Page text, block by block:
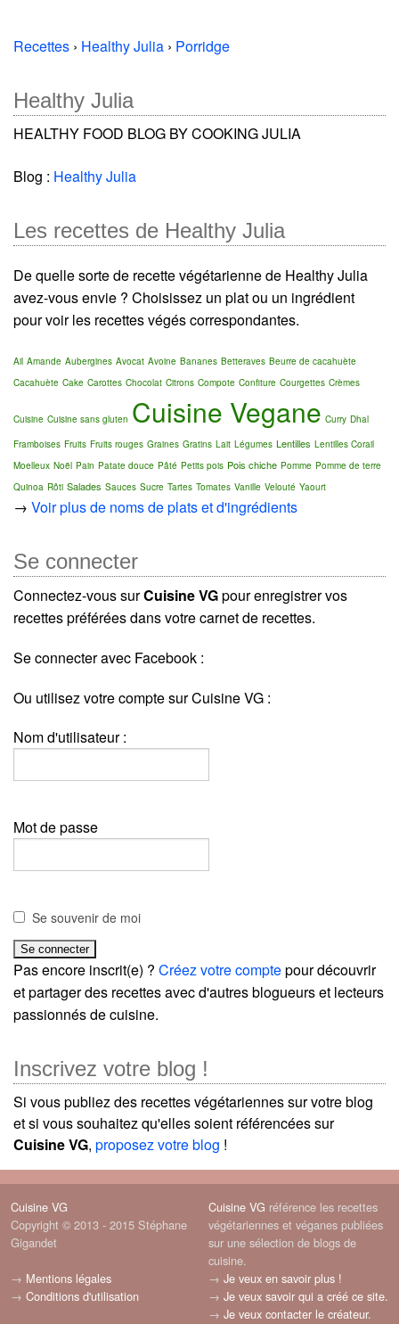
Recettes › Healthy Julia › Porridge
Healthy Julia
HEALTHY FOOD BLOG BY COOKING JULIA
Blog : Healthy Julia
Les recettes de Healthy Julia
De quelle sorte de recette végétarienne de Healthy Julia
avez-vous envie ? Choisissez un plat ou un ingrédient
pour voir les recettes végés correspondantes.
Ail Amande Aubergines Avocat Avoine Bananes Betteraves Beurre de cacahuète
Cacahuète Cake Carottes Chocolat Citrons Compote Confiture Courgettes Crèmes
Cuisine Cuisine sans gluten Cuisine Vegane Curry Dhal
Framboises Fruits Fruits rouges Graines Gratins Lait Légumes Lentilles Lentilles Corail
Moelleux Noël Pain Patate douce Pâté Petits pois Pois chiche Pomme Pomme de terre
Quinoa Rôti Salades Sauces Sucre Tartes Tomates Vanille Velouté Yaourt
→ Voir plus de noms de plats et d'ingrédients
Se connecter
Connectez-vous surCuisine VGpour enregistrer vos
recettes préférées dans votre carnet de recettes.
Se connecter avec Facebook :
Ou utilisez votre compte sur Cuisine VG :
Nom d'utilisateur :
Mot de passe
Se souvenir de moi
Pas encore inscrit(e) ? Créez votre comptepour découvrir
et partager des recettes avec d'autres blogueurs et lecteurs
passionnés de cuisine.
Inscrivez votre blog !
Si vous publiez des recettes végétariennes sur votre blog
et si vous souhaitez qu'elles soient référencées sur
Cuisine VG, proposez votre blog !
Cuisine VG
Copyright © 2013 - 2015 Stéphane
Gigandet
→ Mentions légales
→ Conditions d'utilisation
Cuisine VG référence les recettes
végétariennes et véganes publiées
sur une sélection de blogs de
cuisine.
→ Je veux en savoir plus !
→ Je veux savoir qui a créé ce site.
→ Je veux contacter le créateur.